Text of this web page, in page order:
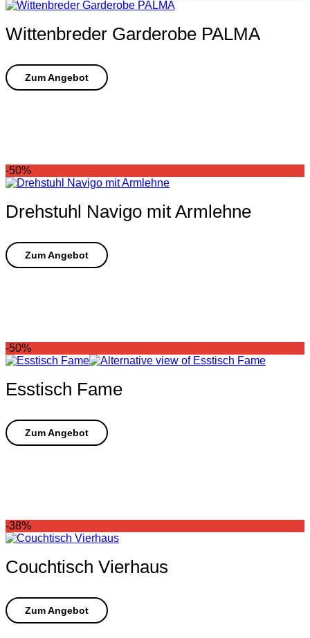
Wittenbreder Garderobe PALMA
-50%
Drehstuhl Navigo mit Armlehne
-50%
Esstisch Fame
-38%
Couchtisch Vierhaus